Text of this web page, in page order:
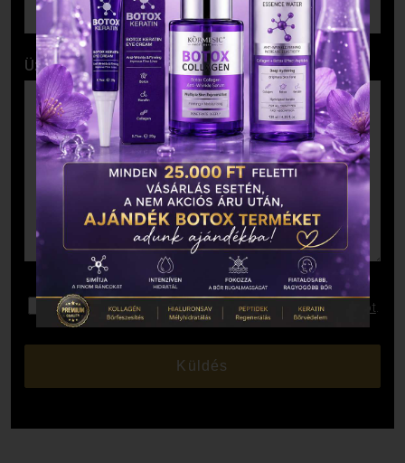
Üzenet
Elolvastam és elfogadom az Adatkezelési Tájékoztatót